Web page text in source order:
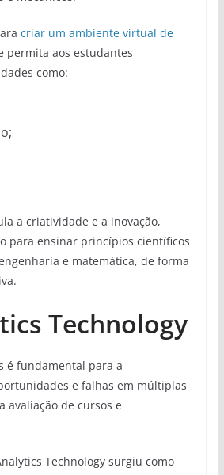
criar um ambiente virtual de
permita aos estudantes
como:
a criatividade e a inovação,
para ensinar princípios científicos
e matemática, de forma
Technology
é fundamental para a
e falhas em múltiplas
avaliação de cursos e
Technology surgiu como